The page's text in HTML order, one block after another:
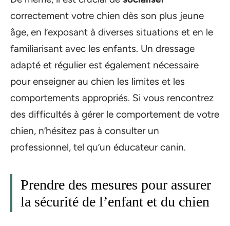
correctement votre chien dès son plus jeune
âge, en l’exposant à diverses situations et en le
familiarisant avec les enfants. Un dressage
adapté et régulier est également nécessaire
pour enseigner au chien les limites et les
comportements appropriés. Si vous rencontrez
des difficultés à gérer le comportement de votre
chien, n’hésitez pas à consulter un
professionnel, tel qu’un éducateur canin.
Prendre des mesures pour assurer
la sécurité de l’enfant et du chien